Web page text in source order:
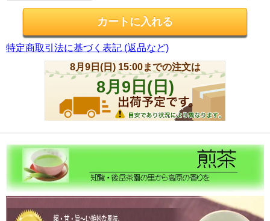
特定商取引法に基づく表記 (返品など)